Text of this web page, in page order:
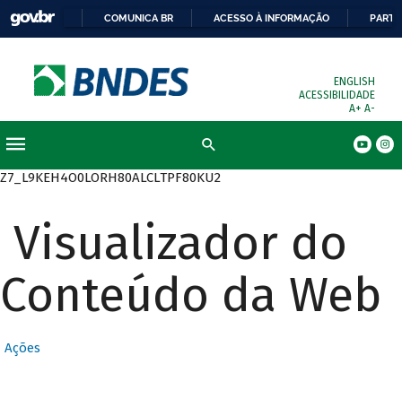
COMUNICA BR ACESSO À INFORMAÇÃO
ENGLISH
ACESSIBILIDADE
A+ A-
Z7_L9KEH4O0LORH80ALCLTPF80KU2
Visualizador do
Conteúdo da Web
Ações